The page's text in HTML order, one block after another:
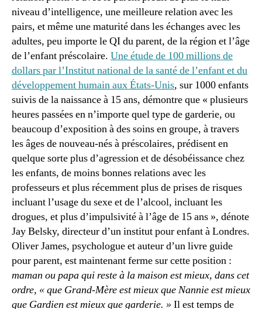
niveau d’intelligence, une meilleure relation avec les
pairs, et même une maturité dans les échanges avec les
adultes, peu importe le QI du parent, de la région et l’âge
de l’enfant préscolaire. Une étude de 100 millions de
dollars par l’Institut national de la santé de l’enfant et du
développement humain aux États-Unis, sur 1000 enfants
suivis de la naissance à 15 ans, démontre que « plusieurs
heures passées en n’importe quel type de garderie, ou
beaucoup d’exposition à des soins en groupe, à travers
les âges de nouveau-nés à préscolaires, prédisent en
quelque sorte plus d’agression et de désobéissance chez
les enfants, de moins bonnes relations avec les
professeurs et plus récemment plus de prises de risques
incluant l’usage du sexe et de l’alcool, incluant les
drogues, et plus d’impulsivité à l’âge de 15 ans », dénote
Jay Belsky, directeur d’un institut pour enfant à Londres.
Oliver James, psychologue et auteur d’un livre guide
pour parent, est maintenant ferme sur cette position :
maman ou papa qui reste à la maison est mieux, dans cet
ordre, « que Grand-Mère est mieux que Nannie est mieux
que Gardien est mieux que garderie. » Il est temps de